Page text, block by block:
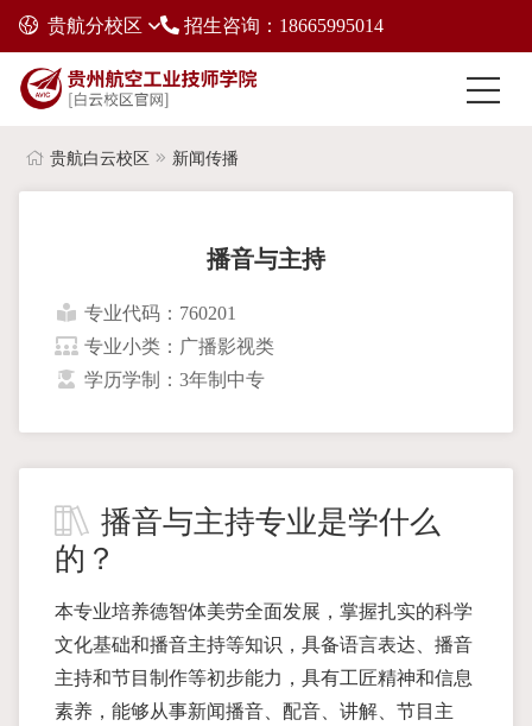
贵航分校区 招生咨询：18665995014
贵航白云校区 新闻传播
播音与主持
专业代码：760201
专业小类：广播影视类
学历学制：3年制中专
播音与主持专业是学什么
的？
本专业培养德智体美劳全面发展，掌握扎实的科学
文化基础和播音主持等知识，具备语言表达、播音
主持和节目制作等初步能力，具有工匠精神和信息
素养，能够从事新闻播音、配音、讲解、节目主